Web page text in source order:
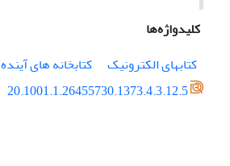
کلیدواژه‌ها
کتابهای الکترونیک
کتابخانه های آینده
20.1001.1.26455730.1373.4.3.12.5